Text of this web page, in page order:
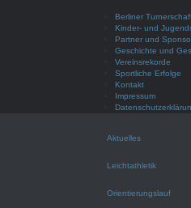
Berliner
Kinder- und
Partner und
Geschichte und
Vereinsrekorde
Sportliche Erfolge
Kontakt
Impressum
Aktuelles
Leichtathletik
Orientierungslauf